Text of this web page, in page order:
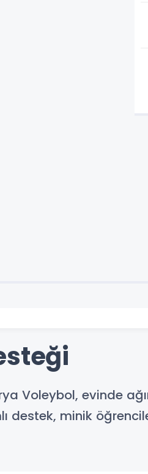
Voleybol, evinde
minik